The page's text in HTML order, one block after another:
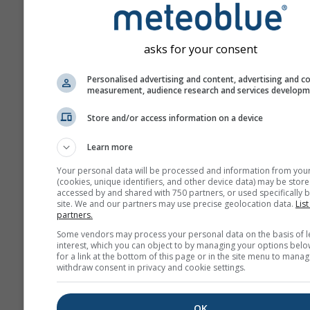
Newsletter abonnieren
Wir geben Ihre E-Mail-Adresse
Dritte weiter, wie in unserer
Datenschutzrichtlinie
die Verwendung von meteoblue
asks for your consent
Personalised advertising and content, advertising and
measurement, audience research and services
Store and/or access information on a device
Learn more
Your personal data will be processed and information from
(cookies, unique identifiers, and other device data) may be
accessed by and shared with 750 partners, or used specifically
site. We and our partners may use precise geolocation data.
partners.
Some vendors may process your personal data on the basis of
interest, which you can object to by managing your options
for a link at the bottom of this page or in the site menu to
withdraw consent in privacy and cookie settings.